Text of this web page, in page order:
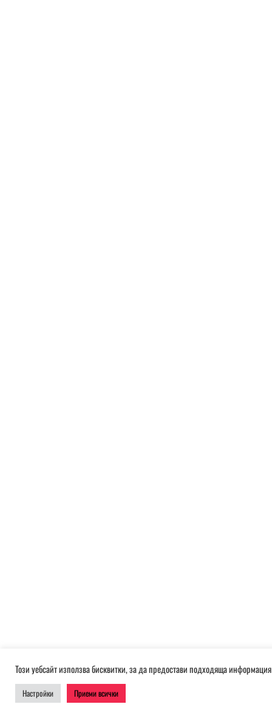
Този уебсайт използва бисквитки, за да предостави подходяща
Настройки Приеми всички